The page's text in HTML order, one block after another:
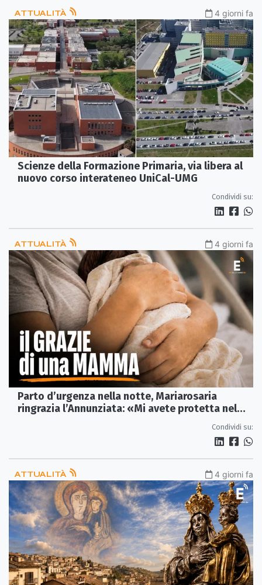
ATTUALITÀ 4 giorni fa
Scienze della Formazione Primaria, via libera al
nuovo corso interateneo UniCal-UMG
Condividi su:
ATTUALITÀ 4 giorni fa
Parto d’urgenza nella notte, Mariarosaria
ringrazia l’Annunziata: «Mi avete protetta nel
Condividi su:
ATTUALITÀ 4 giorni fa